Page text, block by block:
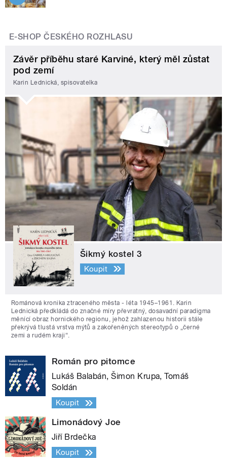
E-SHOP ČESKÉHO ROZHLASU
Závěr příběhu staré Karviné, který měl zůstat
pod zemí
Karin Lednická, spisovatelka
Šikmý kostel 3
Koupit
Románová kronika ztraceného města - léta 1945–1961. Karin
Lednická předkládá do značné míry převratný, dosavadní paradigma
měnící obraz hornického regionu, jehož zahlazenou historii stále
překrývá tlustá vrstva mýtů a zakořeněných stereotypů o „černé
zemi a rudém kraji“.
Román pro pitomce
Lukáš Balabán, Šimon Krupa, Tomáš
Soldán
Koupit
Limonádový Joe
Jiří Brdečka
Koupit